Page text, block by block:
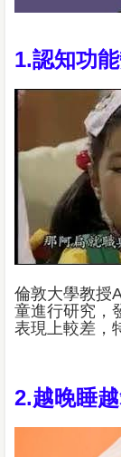
1.認知功
倫敦大學教授
童進行研究，
表現上較差，
2.越晚睡